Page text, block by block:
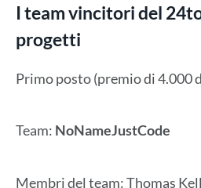
I team vincitori del
progetti
Primo posto (premio di 4.000
Team: NoNameJustCode
Membri del team: Thomas